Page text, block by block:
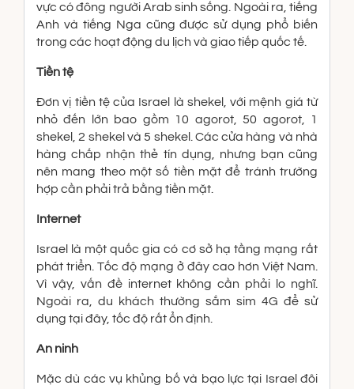
vực có đông người Arab sinh sống. Ngoài ra, tiếng
Anh và tiếng Nga cũng được sử dụng phổ biến
trong các hoạt động du lịch và giao tiếp quốc tế.
Tiền tệ
Đơn vị tiền tệ của Israel là shekel, với mệnh giá từ
nhỏ đến lớn bao gồm 10 agorot, 50 agorot, 1
shekel, 2 shekel và 5 shekel. Các cửa hàng và nhà
hàng chấp nhận thẻ tín dụng, nhưng bạn cũng
nên mang theo một số tiền mặt để tránh trường
hợp cần phải trả bằng tiền mặt.
Internet
Israel là một quốc gia có cơ sở hạ tầng mạng rất
phát triển. Tốc độ mạng ở đây cao hơn Việt Nam.
Vì vậy, vấn đề internet không cần phải lo nghĩ.
Ngoài ra, du khách thường sắm sim 4G để sử
dụng tại đây, tốc độ rất ổn định.
An ninh
Mặc dù các vụ khủng bố và bạo lực tại Israel đôi